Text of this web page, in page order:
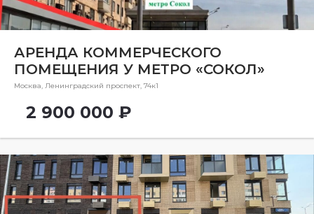
Район
Район
Метро
АРЕНДА КОММЕРЧЕСКОГО
ПОМЕЩЕНИЯ У МЕТРО «СОКОЛ»
Москва, Ленинградский проспект, 74к1
2 900 000 ₽